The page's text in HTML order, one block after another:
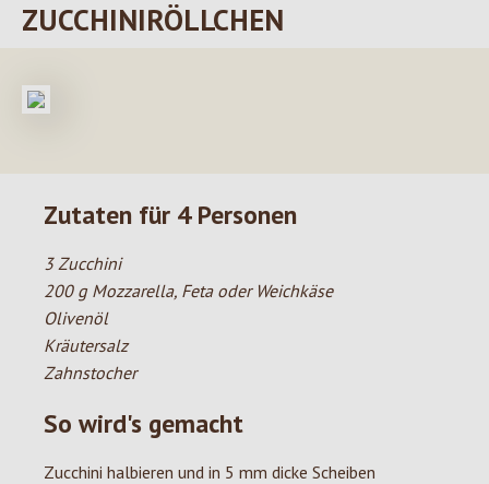
ZUCCHINIRÖLLCHEN
Zutaten für 4 Personen
3 Zucchini
200 g Mozzarella, Feta oder Weichkäse
Olivenöl
Kräutersalz
Zahnstocher
So wird's gemacht
Zucchini halbieren und in 5 mm dicke Scheiben